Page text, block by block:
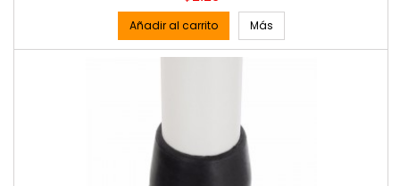
Añadir al carrito Más